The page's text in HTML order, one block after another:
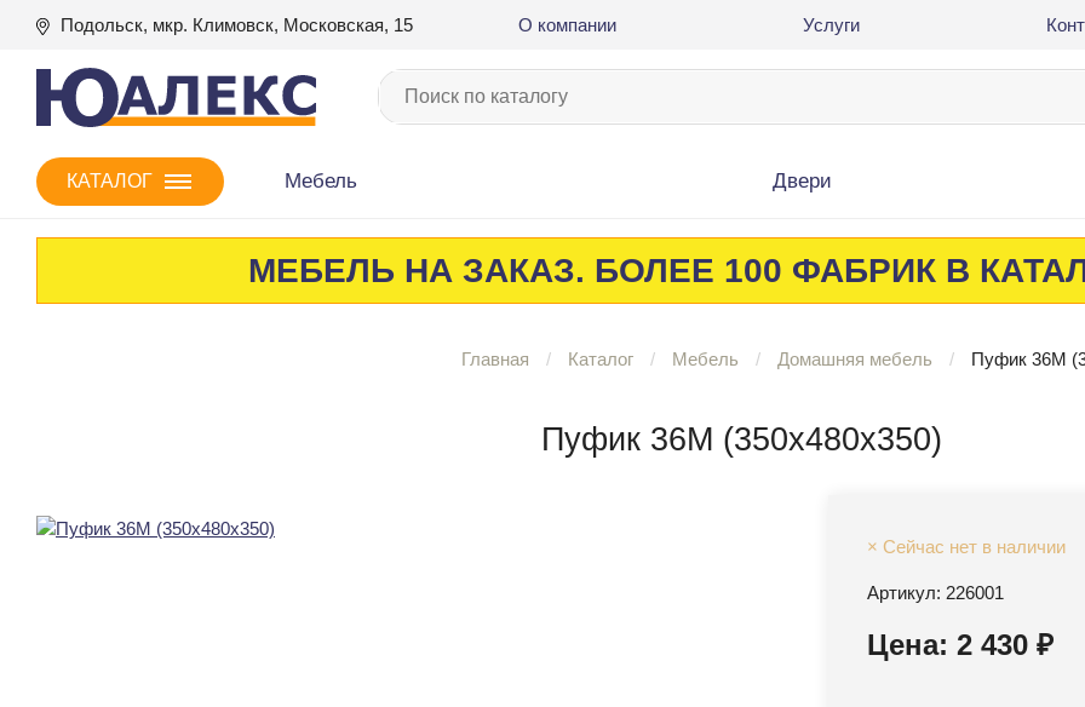
Подольск, мкр. Климовск, Московская, 15 О компании Услуги
КАТАЛОГ Мебель Двери
МЕБЕЛЬ НА ЗАКАЗ. БОЛЕЕ 100 ФАБРИК В
Главная Каталог Мебель Домашняя мебель Пуфик 36М
Пуфик 36М (350х480х350)
× Сейчас нет в наличии
Артикул: 226001
Цена: 2 430 ₽